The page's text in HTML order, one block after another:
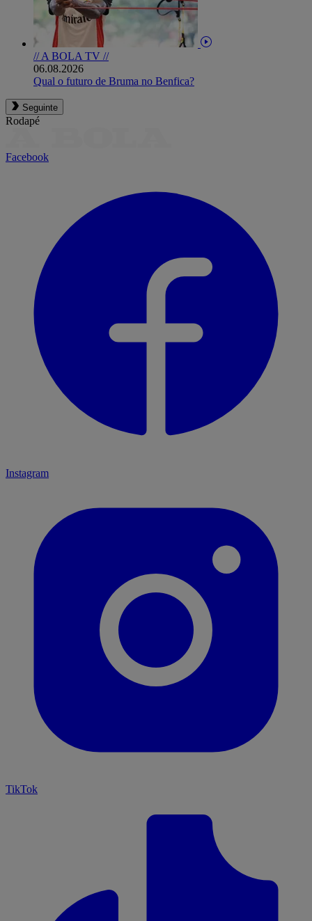
// A BOLA TV //
06.08.2026
Qual o futuro de Bruma no Benfica?
Seguinte
Rodapé
Facebook
Instagram
TikTok